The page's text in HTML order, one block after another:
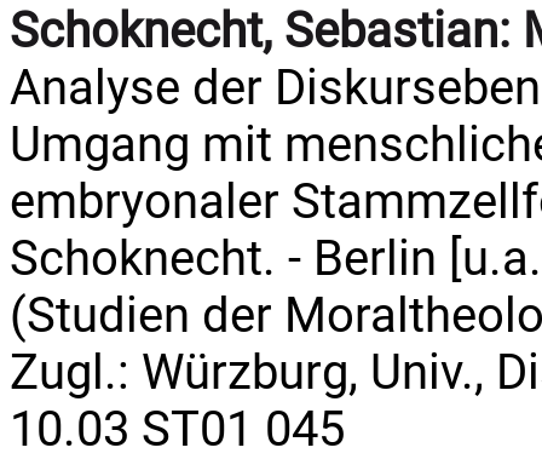
Schoknecht, Sebastian:
Analyse der
Umgang mit
embryonaler
Schoknecht. - Berlin
(Studien der
Zugl.: Würzburg, Univ.,
10.03 ST01 045